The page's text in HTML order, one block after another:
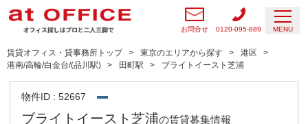
お問合せ 0120-095-889 MENU
賃貸オフィス・貸事務所トップ 東京のエリアから探す
港区
港南/高輪/白金台/(品川駅)
田町駅 ブライトイースト芝浦
物件ID : 52667
ブライトイースト芝浦の賃貸募集情報